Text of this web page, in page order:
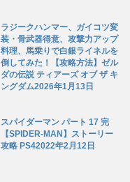
ラジークハンマー、ガイコツ変
装・骨武器得意、攻撃力アップ
料理、馬乗りで白銀ライネルを
倒してみた！【攻略方法】ゼル
ダの伝説 ティアーズ オブ ザ キ
ングダム2026年1月13日
スパイダーマン パート 17 完
【SPIDER-MAN】ストーリー
攻略 PS42022年2月12日